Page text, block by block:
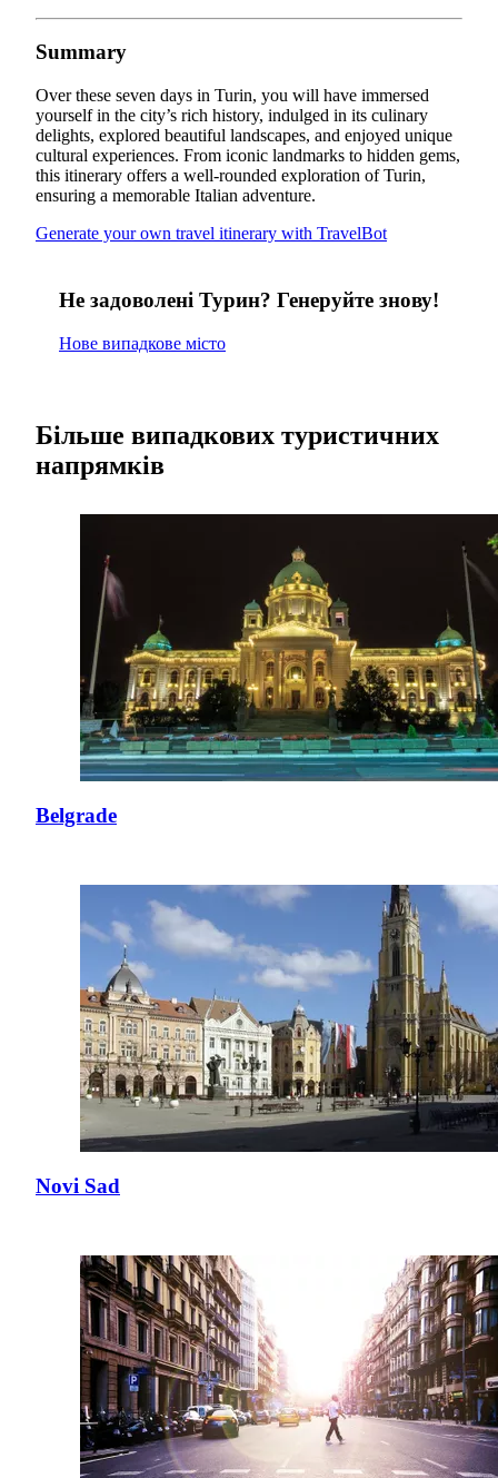
Summary
Over these seven days in Turin, you will have immersed
yourself in the city’s rich history, indulged in its culinary
delights, explored beautiful landscapes, and enjoyed unique
cultural experiences. From iconic landmarks to hidden gems,
this itinerary offers a well-rounded exploration of Turin,
ensuring a memorable Italian adventure.
Generate your own travel itinerary with TravelBot
Не задоволені Турин? Генеруйте знову!
Нове випадкове місто
Більше випадкових туристичних
напрямків
Belgrade
Novi Sad